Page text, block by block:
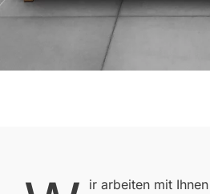
ir arbeiten mit